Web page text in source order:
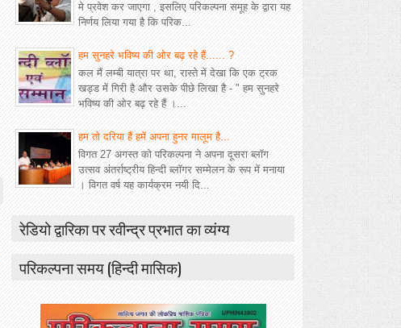
मे प्रवेश कर जाएगा , इसलिए परिकल्पना समूह के द्वारा यह
निर्णय लिया गया है कि परिक...
हम सुनहरे भविष्य की ओर बढ़ रहे हैं...... ?
कल मैं लम्बी यात्रा पर था, रास्ते में देखा कि एक ट्रक
खड्ड में गिरी है और उसके पीछे लिखा है - " हम सुनहरे
भविष्य की ओर बढ़ रहे हैं ।...
हम तो दरिया हैं हमें अपना हुनर मालूम है...
विगत 27 अगस्त को परिकल्पना ने अपना दूसरा ब्लॉग
उत्सव अंतर्राष्ट्रीय हिन्दी ब्लॉगर सम्मेलन के रूप में मनाया
। विगत वर्ष यह कार्यक्रम नयी दि...
रेडियो द्वारिका पर रवीन्द्र प्रभात का व्यंग्य
परिकल्पना समय (हिन्दी मासिक)